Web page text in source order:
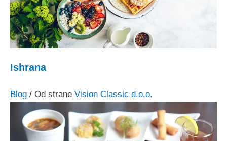
Ishrana
Blog / Od strane Vision Classic d.o.o.